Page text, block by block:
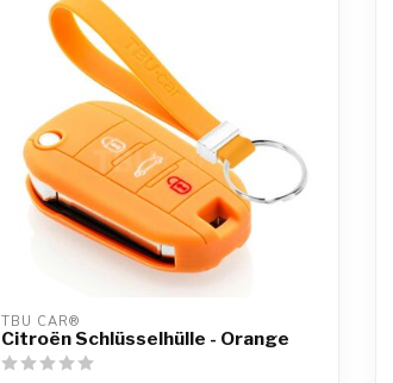
TBU CAR®
Citroën Schlüsselhülle - Orange